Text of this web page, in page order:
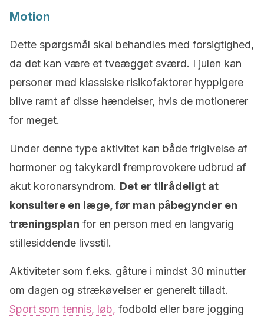
Motion
Dette spørgsmål skal behandles med forsigtighed,
da det kan være et tveægget sværd. I julen kan
personer med klassiske risikofaktorer hyppigere
blive ramt af disse hændelser, hvis de motionerer
for meget.
Under denne type aktivitet kan både frigivelse af
hormoner og takykardi fremprovokere udbrud af
akut koronarsyndrom. Det er tilrådeligt at
konsultere en læge, før man påbegynder en
træningsplan for en person med en langvarig
stillesiddende livsstil.
Aktiviteter som f.eks. gåture i mindst 30 minutter
om dagen og strækøvelser er generelt tilladt.
Sport som tennis, løb, fodbold eller bare jogging